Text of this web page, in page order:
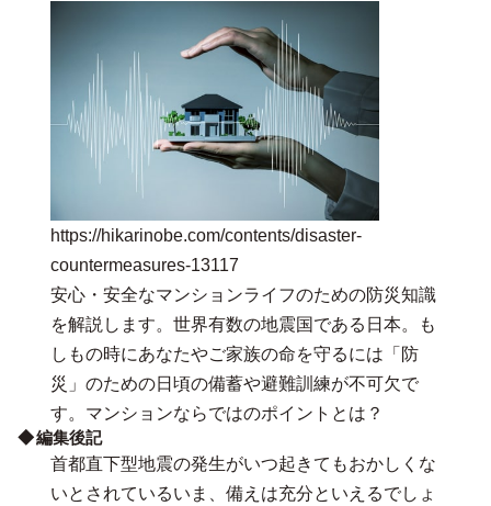
https://hikarinobe.com/contents/disaster-
countermeasures-13117
安心・安全なマンションライフのための防災知識
を解説します。世界有数の地震国である日本。も
しもの時にあなたやご家族の命を守るには「防
災」のための日頃の備蓄や避難訓練が不可欠で
す。マンションならではのポイントとは？
編集後記
首都直下型地震の発生がいつ起きてもおかしくな
いとされているいま、備えは充分といえるでしょ